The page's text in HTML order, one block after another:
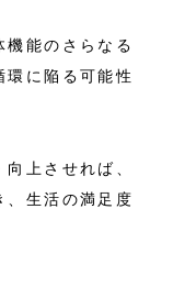
機能のさらなる
環に陥る可能性
上させれば、
、生活の満足度